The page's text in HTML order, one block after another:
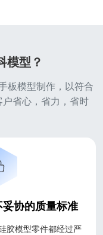
模型？
板模型制作，以符合
省心，省力，省时
妥协的质量标准
胶模型零件都经过严